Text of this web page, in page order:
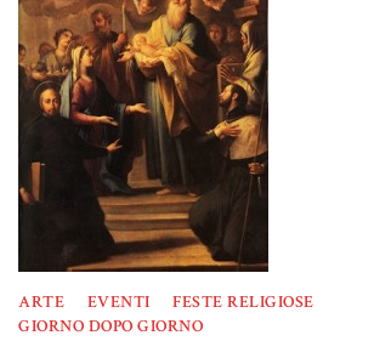
ARTE EVENTI
FESTE RELIGIOSE
GIORNO DOPO GIORNO